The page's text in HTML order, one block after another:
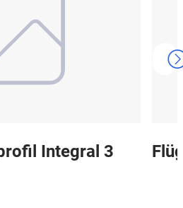
Integral 3